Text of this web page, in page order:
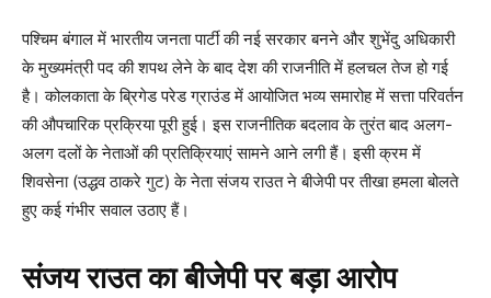
पश्चिम बंगाल में भारतीय जनता पार्टी की नई सरकार बनने और शुभेंदु अधिकारी
के मुख्यमंत्री पद की शपथ लेने के बाद देश की राजनीति में हलचल तेज हो गई
है। कोलकाता के ब्रिगेड परेड ग्राउंड में आयोजित भव्य समारोह में सत्ता परिवर्तन
की औपचारिक प्रक्रिया पूरी हुई। इस राजनीतिक बदलाव के तुरंत बाद अलग-
अलग दलों के नेताओं की प्रतिक्रियाएं सामने आने लगी हैं। इसी क्रम में
शिवसेना (उद्धव ठाकरे गुट) के नेता संजय राउत ने बीजेपी पर तीखा हमला बोलते
हुए कई गंभीर सवाल उठाए हैं।
संजय राउत का बीजेपी पर बड़ा आरोप